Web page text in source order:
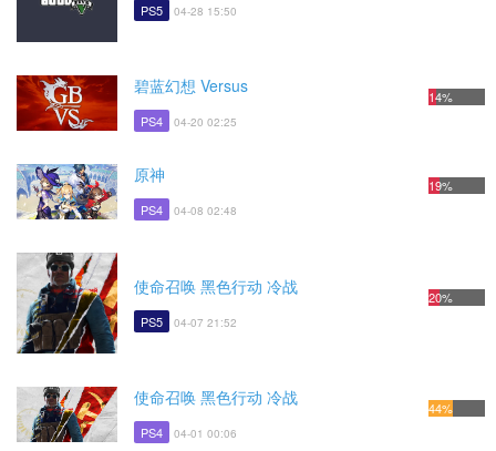
PS5 04-28 15:50
碧蓝幻想 Versus
PS4 04-20 02:25
14%
原神
PS4 04-08 02:48
19%
使命召唤 黑色行动 冷战
PS5 04-07 21:52
20%
使命召唤 黑色行动 冷战
PS4 04-01 00:06
44%